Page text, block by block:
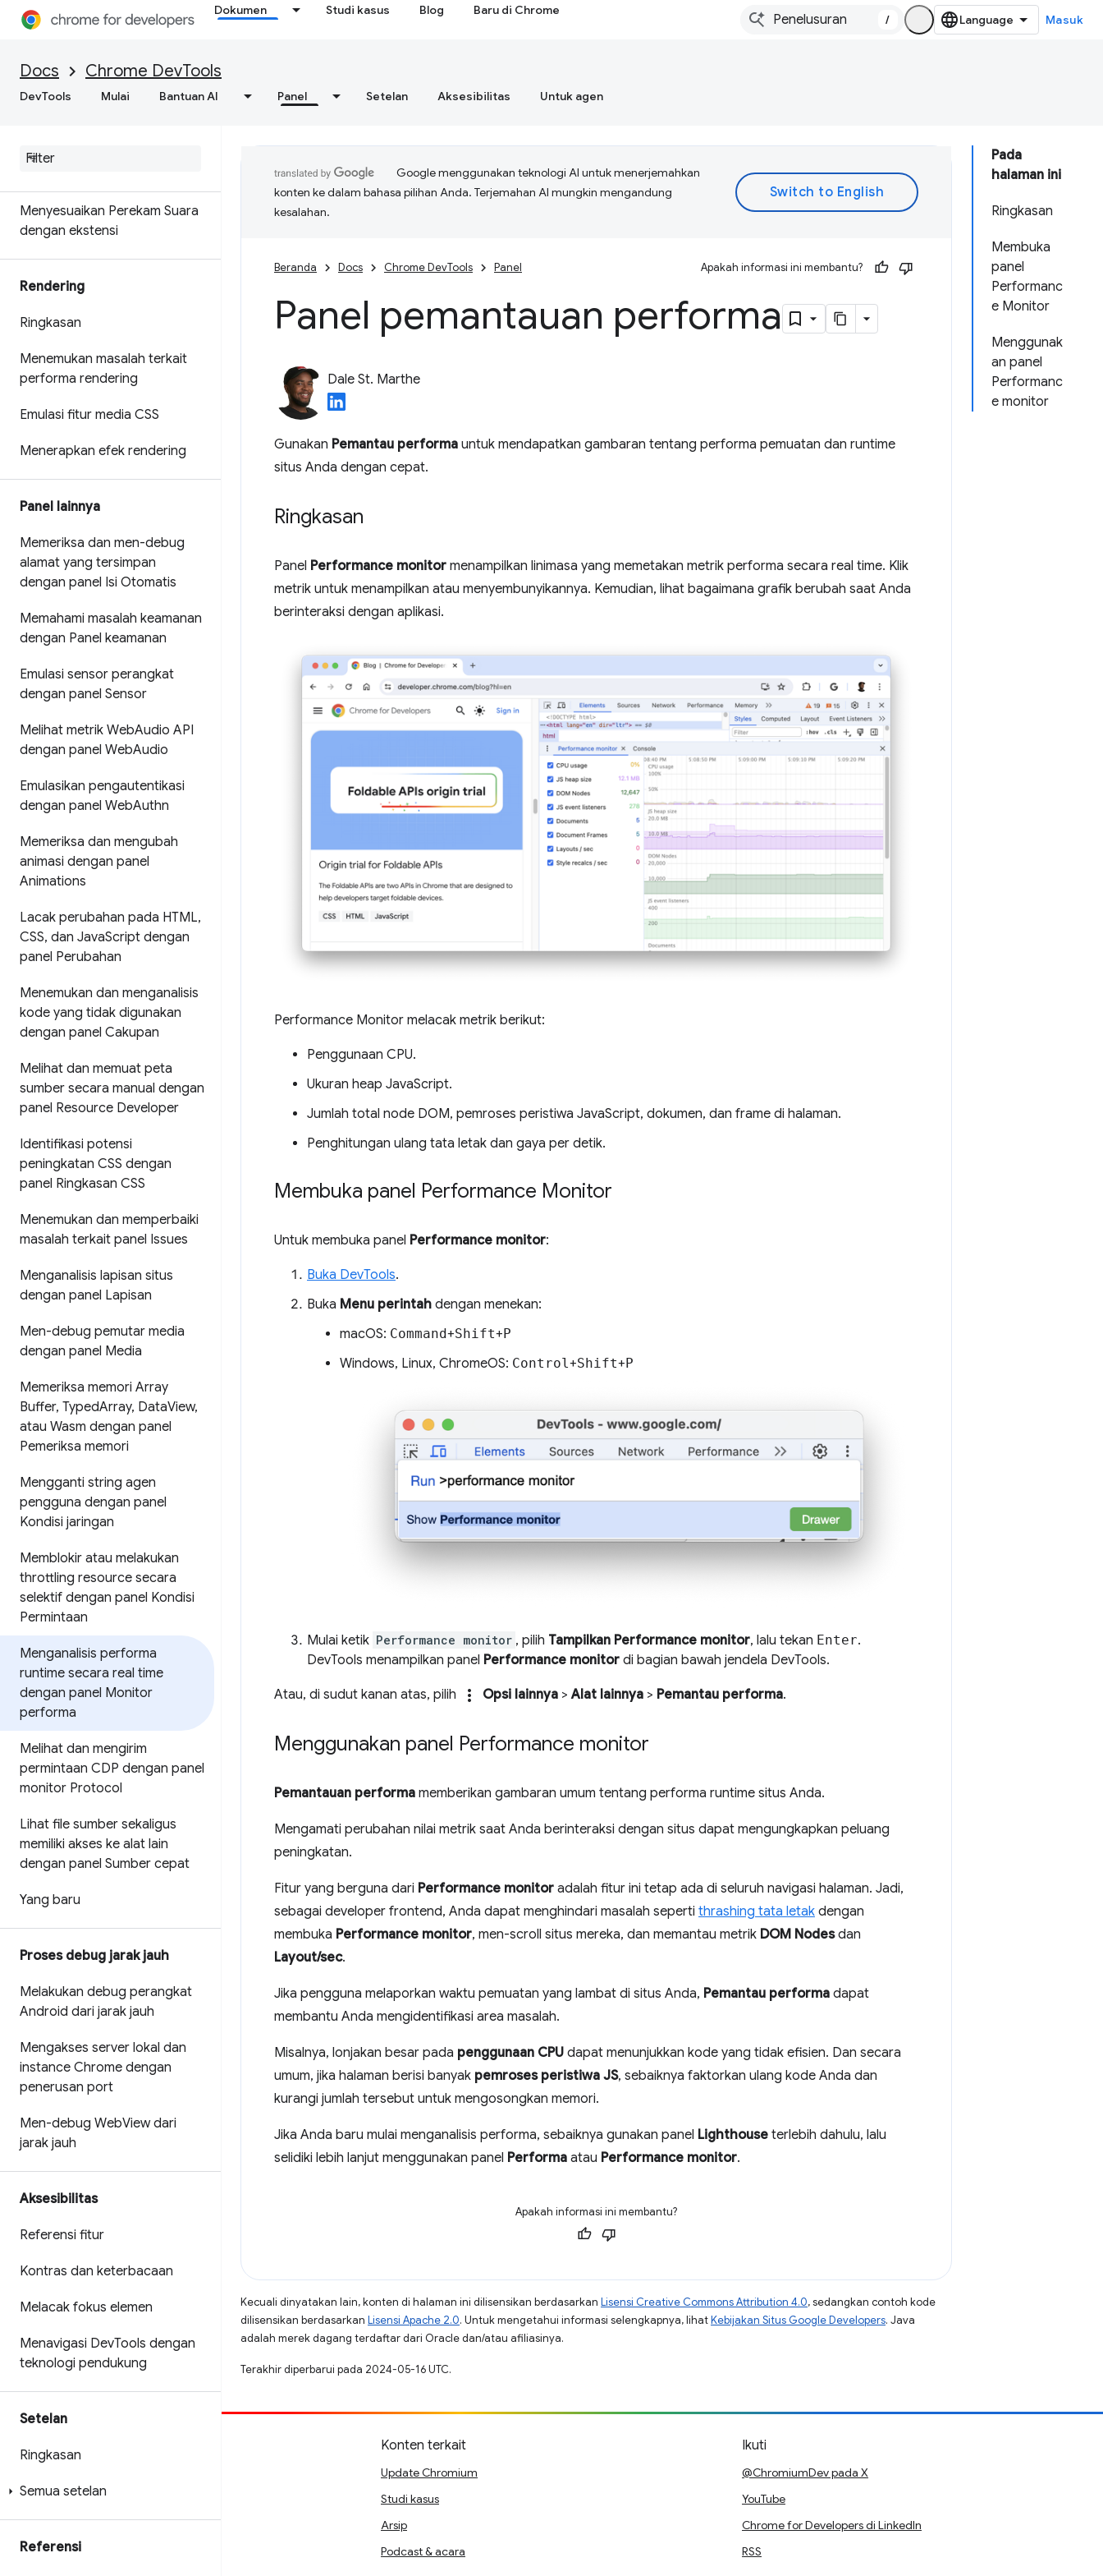
Dokumen Studi kasus Blog Baru di Chrome
/ Masuk
Docs Chrome DevTools
DevTools Mulai Bantuan AI Panel Setelan Aksesibilitas Untuk agen
Ringkasan
Menyesuaikan Perekam Suara
dengan ekstensi
Rendering
Ringkasan
Menemukan masalah terkait
performa rendering
Emulasi fitur media CSS
Menerapkan efek rendering
Panel lainnya
Memeriksa dan men-debug
alamat yang tersimpan
dengan panel Isi Otomatis
Memahami masalah keamanan
dengan Panel keamanan
Emulasi sensor perangkat
dengan panel Sensor
Melihat metrik WebAudio API
dengan panel WebAudio
Emulasikan pengautentikasi
dengan panel WebAuthn
Memeriksa dan mengubah
animasi dengan panel
Animations
Lacak perubahan pada HTML,
CSS, dan JavaScript dengan
panel Perubahan
Menemukan dan menganalisis
kode yang tidak digunakan
dengan panel Cakupan
Melihat dan memuat peta
sumber secara manual dengan
panel Resource Developer
Identifikasi potensi
peningkatan CSS dengan
panel Ringkasan CSS
Menemukan dan memperbaiki
masalah terkait panel Issues
Menganalisis lapisan situs
dengan panel Lapisan
Men-debug pemutar media
dengan panel Media
Memeriksa memori Array
Buffer, TypedArray, DataView,
atau Wasm dengan panel
Pemeriksa memori
Mengganti string agen
pengguna dengan panel
Kondisi jaringan
Memblokir atau melakukan
throttling resource secara
selektif dengan panel Kondisi
Permintaan
Menganalisis performa
runtime secara real time
dengan panel Monitor
performa
Melihat dan mengirim
permintaan CDP dengan panel
monitor Protocol
Lihat file sumber sekaligus
memiliki akses ke alat lain
dengan panel Sumber cepat
Yang baru
Proses debug jarak jauh
Melakukan debug perangkat
Android dari jarak jauh
Mengakses server lokal dan
instance Chrome dengan
penerusan port
Men-debug WebView dari
jarak jauh
Aksesibilitas
Referensi fitur
Kontras dan keterbacaan
Melacak fokus elemen
Menavigasi DevTools dengan
teknologi pendukung
Setelan
Ringkasan
Semua setelan
Referensi
Pada
halaman ini
Ringkasan
Membuka
panel
Performanc
e Monitor
Menggunak
an panel
Performanc
e monitor
Google menggunakan teknologi AI untuk menerjemahkan
konten ke dalam bahasa pilihan Anda. Terjemahan AI mungkin mengandung
kesalahan.
Beranda Docs Chrome DevTools Panel Apakah informasi ini membantu?
Panel pemantauan performa
Dale St. Marthe
Gunakan Pemantau performa untuk mendapatkan gambaran tentang performa pemuatan dan runtime
situs Anda dengan cepat.
Ringkasan
Panel Performance monitor menampilkan linimasa yang memetakan metrik performa secara real time. Klik
metrik untuk menampilkan atau menyembunyikannya. Kemudian, lihat bagaimana grafik berubah saat Anda
berinteraksi dengan aplikasi.
Performance Monitor melacak metrik berikut:
Penggunaan CPU.
Ukuran heap JavaScript.
Jumlah total node DOM, pemroses peristiwa JavaScript, dokumen, dan frame di halaman.
Penghitungan ulang tata letak dan gaya per detik.
Membuka panel Performance Monitor
Untuk membuka panel Performance monitor:
Buka DevTools.
Buka Menu perintah dengan menekan:
macOS: Command+Shift+ P
Windows, Linux, ChromeOS: Control+Shift+ P
Mulai ketik Performance monitor , pilih Tampilkan Performance monitor, lalu tekan Enter.
DevTools menampilkan panel Performance monitor di bagian bawah jendela DevTools.
Atau, di sudut kanan atas, pilih more_vert Opsi lainnya >Alat lainnya > Pemantau performa.
Menggunakan panel Performance monitor
Pemantauan performa memberikan gambaran umum tentang performa runtime situs Anda.
Mengamati perubahan nilai metrik saat Anda berinteraksi dengan situs dapat mengungkapkan peluang
peningkatan.
Fitur yang berguna dari Performance monitor adalah fitur ini tetap ada di seluruh navigasi halaman. Jadi,
sebagai developer frontend, Anda dapat menghindari masalah seperti thrashing tata letak dengan
membuka Performance monitor, men-scroll situs mereka, dan memantau metrik DOM Nodesdan
Layout/sec.
Jika pengguna melaporkan waktu pemuatan yang lambat di situs Anda, Pemantau performa dapat
membantu Anda mengidentifikasi area masalah.
Misalnya, lonjakan besar pada penggunaan CPU dapat menunjukkan kode yang tidak efisien. Dan secara
umum, jika halaman berisi banyak pemroses peristiwa JS, sebaiknya faktorkan ulang kode Anda dan
kurangi jumlah tersebut untuk mengosongkan memori.
Jika Anda baru mulai menganalisis performa, sebaiknya gunakan panel Lighthouse terlebih dahulu, lalu
selidiki lebih lanjut menggunakan panel Performa atau Performance monitor.
Apakah informasi ini membantu?
Kecuali dinyatakan lain, konten di halaman ini dilisensikan berdasarkan Lisensi Creative Commons Attribution 4.0, sedangkan contoh kode
dilisensikan berdasarkan Lisensi Apache 2.0. Untuk mengetahui informasi selengkapnya, lihatKebijakan Situs Google Developers. Java
adalah merek dagang terdaftar dari Oracle dan/atau afiliasinya.
Terakhir diperbarui pada 2024-05-16 UTC.
Beri kontribusi
Lihat masalah terbuka
Konten terkait
Update Chromium
Studi kasus
Arsip
Podcast & acara
Ikuti
@ChromiumDev pada X
YouTube
Chrome for Developers di LinkedIn
RSS